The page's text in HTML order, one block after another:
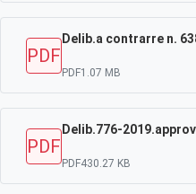
PDF
Delib.a contrarre n.
PDF1.07 MB
PDF
Delib.776-
PDF430.27 KB